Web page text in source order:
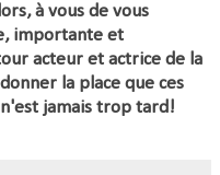
à vous de vous
importante et
acteur et actrice de la
la place que ces
jamais trop tard!